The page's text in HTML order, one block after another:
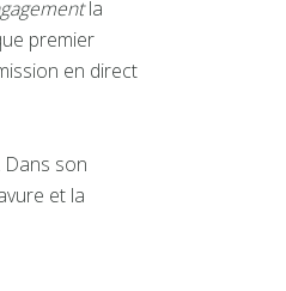
la
premier
en direct
Dans son
et la